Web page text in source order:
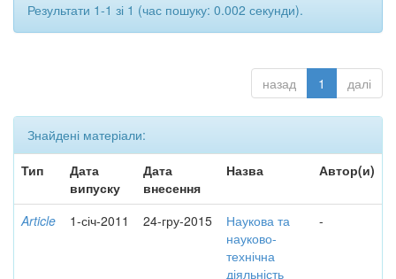
Результати 1-1 зі 1 (час пошуку: 0.002 секунди).
назад 1 далі
Знайдені матеріали:
Тип
Дата
випуску
Дата
внесення
Назва Автор(и)
Article 1-січ-2011 24-гру-2015
Наукова та
науково-
технічна
діяльність
-